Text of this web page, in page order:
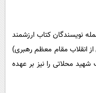
نویسندگان کتاب ارزشمند
انقلاب مقام معظم رهبری)
محلاتی را نیز بر عهده